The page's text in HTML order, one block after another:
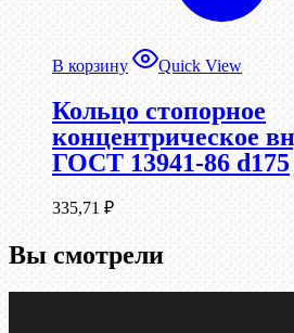
В корзину Quick View
Кольцо стопорное
концентрическое
ГОСТ 13941-86 d175
335,71 ₽
Вы смотрели